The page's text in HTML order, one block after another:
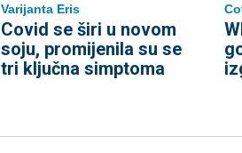
Varijanta Eris
Covid se širi u novom
soju, promijenila su se
tri ključna simptoma